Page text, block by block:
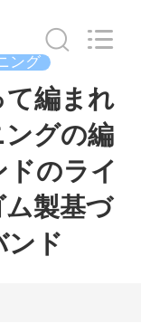
ング
編まれ
グの編
ドのライ
製基づ
ンド